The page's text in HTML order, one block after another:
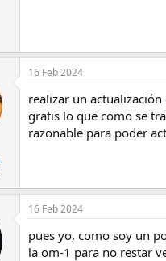
16 Feb 2024
realizar un
gratis lo que como se
razonable para poder
16 Feb 2024
pues yo, como soy un
la om-1 para no restar